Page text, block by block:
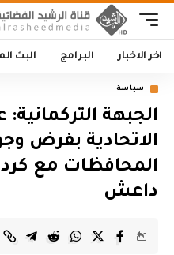
اخر الاخبار البرامج البث
سياسة
الجبهة
الاتحادية بفرض
المحافظات مع
داعش